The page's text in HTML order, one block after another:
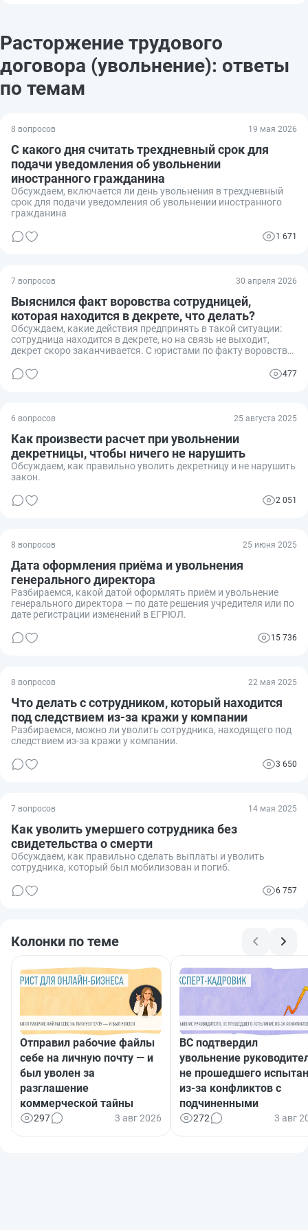
Расторжение трудового
договора (увольнение): ответы
по темам
8 вопросов 19 мая 2026
С какого дня считать трехдневный срок для
подачи уведомления об увольнении
иностранного гражданина
Обсуждаем, включается ли день увольнения в трехдневный
срок для подачи уведомления об увольнении иностранного
гражданина
1 671
7 вопросов 30 апреля 2026
Выяснился факт воровства сотрудницей,
которая находится в декрете, что делать?
Обсуждаем, какие действия предпринять в такой ситуации:
сотрудница находится в декрете, но на связь не выходит,
декрет скоро заканчивается. С юристами по факту воровства
477
6 вопросов 25 августа 2025
Как произвести расчет при увольнении
декретницы, чтобы ничего не нарушить
Обсуждаем, как правильно уволить декретницу и не нарушить
закон.
2 051
8 вопросов 25 июня 2025
Дата оформления приёма и увольнения
генерального директора
Разбираемся, какой датой оформлять приём и увольнение
генерального директора — по дате решения учредителя или по
дате регистрации изменений в ЕГРЮЛ.
15 736
8 вопросов 22 мая 2025
Что делать с сотрудником, который находится
под следствием из-за кражи у компании
Разбираемся, можно ли уволить сотрудника, находящего под
следствием из-за кражи у компании.
3 650
7 вопросов 14 мая 2025
Как уволить умершего сотрудника без
свидетельства о смерти
Обсуждаем, как правильно сделать выплаты и уволить
сотрудника, который был мобилизован и погиб.
6 757
Колонки по теме
Отправил рабочие файлы
себе на личную почту — и
был уволен за
разглашение
коммерческой тайны
297 3 авг 2026
ВС подтвердил
увольнение
не прошедшего
из-за конфликтов с
подчиненными
272 3 авг